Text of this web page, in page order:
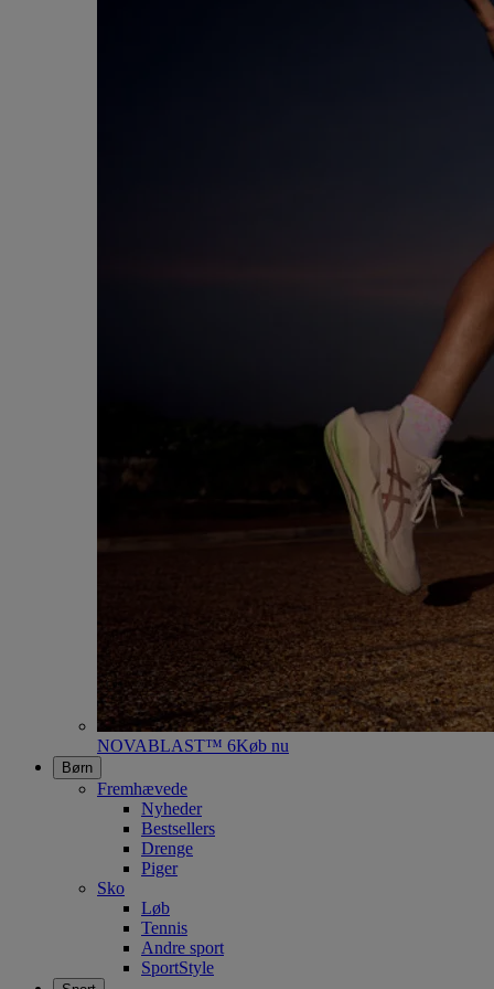
NOVABLAST™ 6Køb nu
Børn
Fremhævede
Nyheder
Bestsellers
Drenge
Piger
Sko
Løb
Tennis
Andre sport
SportStyle